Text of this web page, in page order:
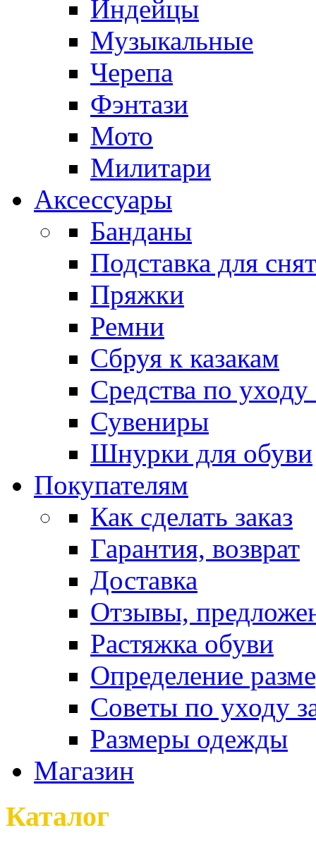
Индейцы
Музыкальные
Черепа
Фэнтази
Мото
Милитари
Аксессуары
Банданы
Подставка для
Пряжки
Ремни
Сбруя к казакам
Средства по
Сувениры
Шнурки для обуви
Покупателям
Как сделать заказ
Гарантия, возврат
Доставка
Отзывы,
Растяжка обуви
Определение
Советы по уходу
Размеры одежды
Магазин
Каталог